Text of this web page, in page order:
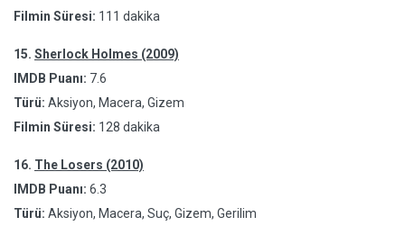
Filmin Süresi: 111 dakika
15. Sherlock Holmes (2009)
IMDB Puanı: 7.6
Türü: Aksiyon, Macera, Gizem
Filmin Süresi: 128 dakika
16. The Losers (2010)
IMDB Puanı: 6.3
Türü: Aksiyon, Macera, Suç, Gizem, Gerilim